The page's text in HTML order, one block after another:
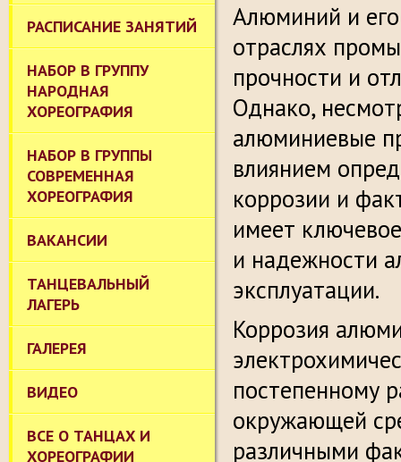
РАСПИСАНИЕ ЗАНЯТИЙ
НАБОР В ГРУППУ
НАРОДНАЯ
ХОРЕОГРАФИЯ
НАБОР В ГРУППЫ
СОВРЕМЕННАЯ
ХОРЕОГРАФИЯ
ВАКАНСИИ
ТАНЦЕВАЛЬНЫЙ
ЛАГЕРЬ
ГАЛЕРЕЯ
ВИДЕО
ВСЕ О ТАНЦАХ И
ХОРЕОГРАФИИ
Алюминий и
отраслях
прочности и
Однако,
алюминиевые
влиянием
коррозии и
имеет
и надежности
эксплуатации.
Коррозия
постепенному
окружающей
различными